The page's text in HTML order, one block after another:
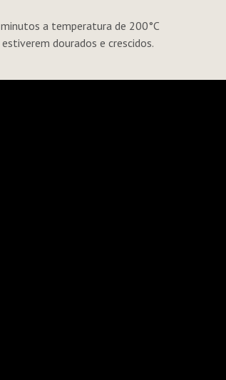
a temperatura de 200°C
dourados e crescidos.